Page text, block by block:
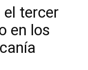
tercer
en los